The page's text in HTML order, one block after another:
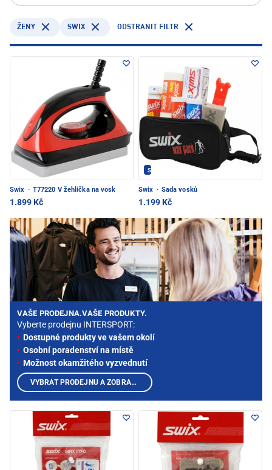
ŽENY SWIX ODSTRANIT FILTR
Swix · T77220 V žehlička na vosk
1.899 Kč
SWIX - PEC POD SNĚŽKOU
Swix · Sada vosků
1.199 Kč
VAŠE PRODEJNA.VAŠE PRODUKTY.
Vyberte prodejnu INTERSPORT:
Dostupné produkty ve vašem okolí
Osobní poradenství na místě
Možnost okamžitého vyzvednutí
VYBRAT PRODEJNU A ZOBRAZIT PRODUKTY